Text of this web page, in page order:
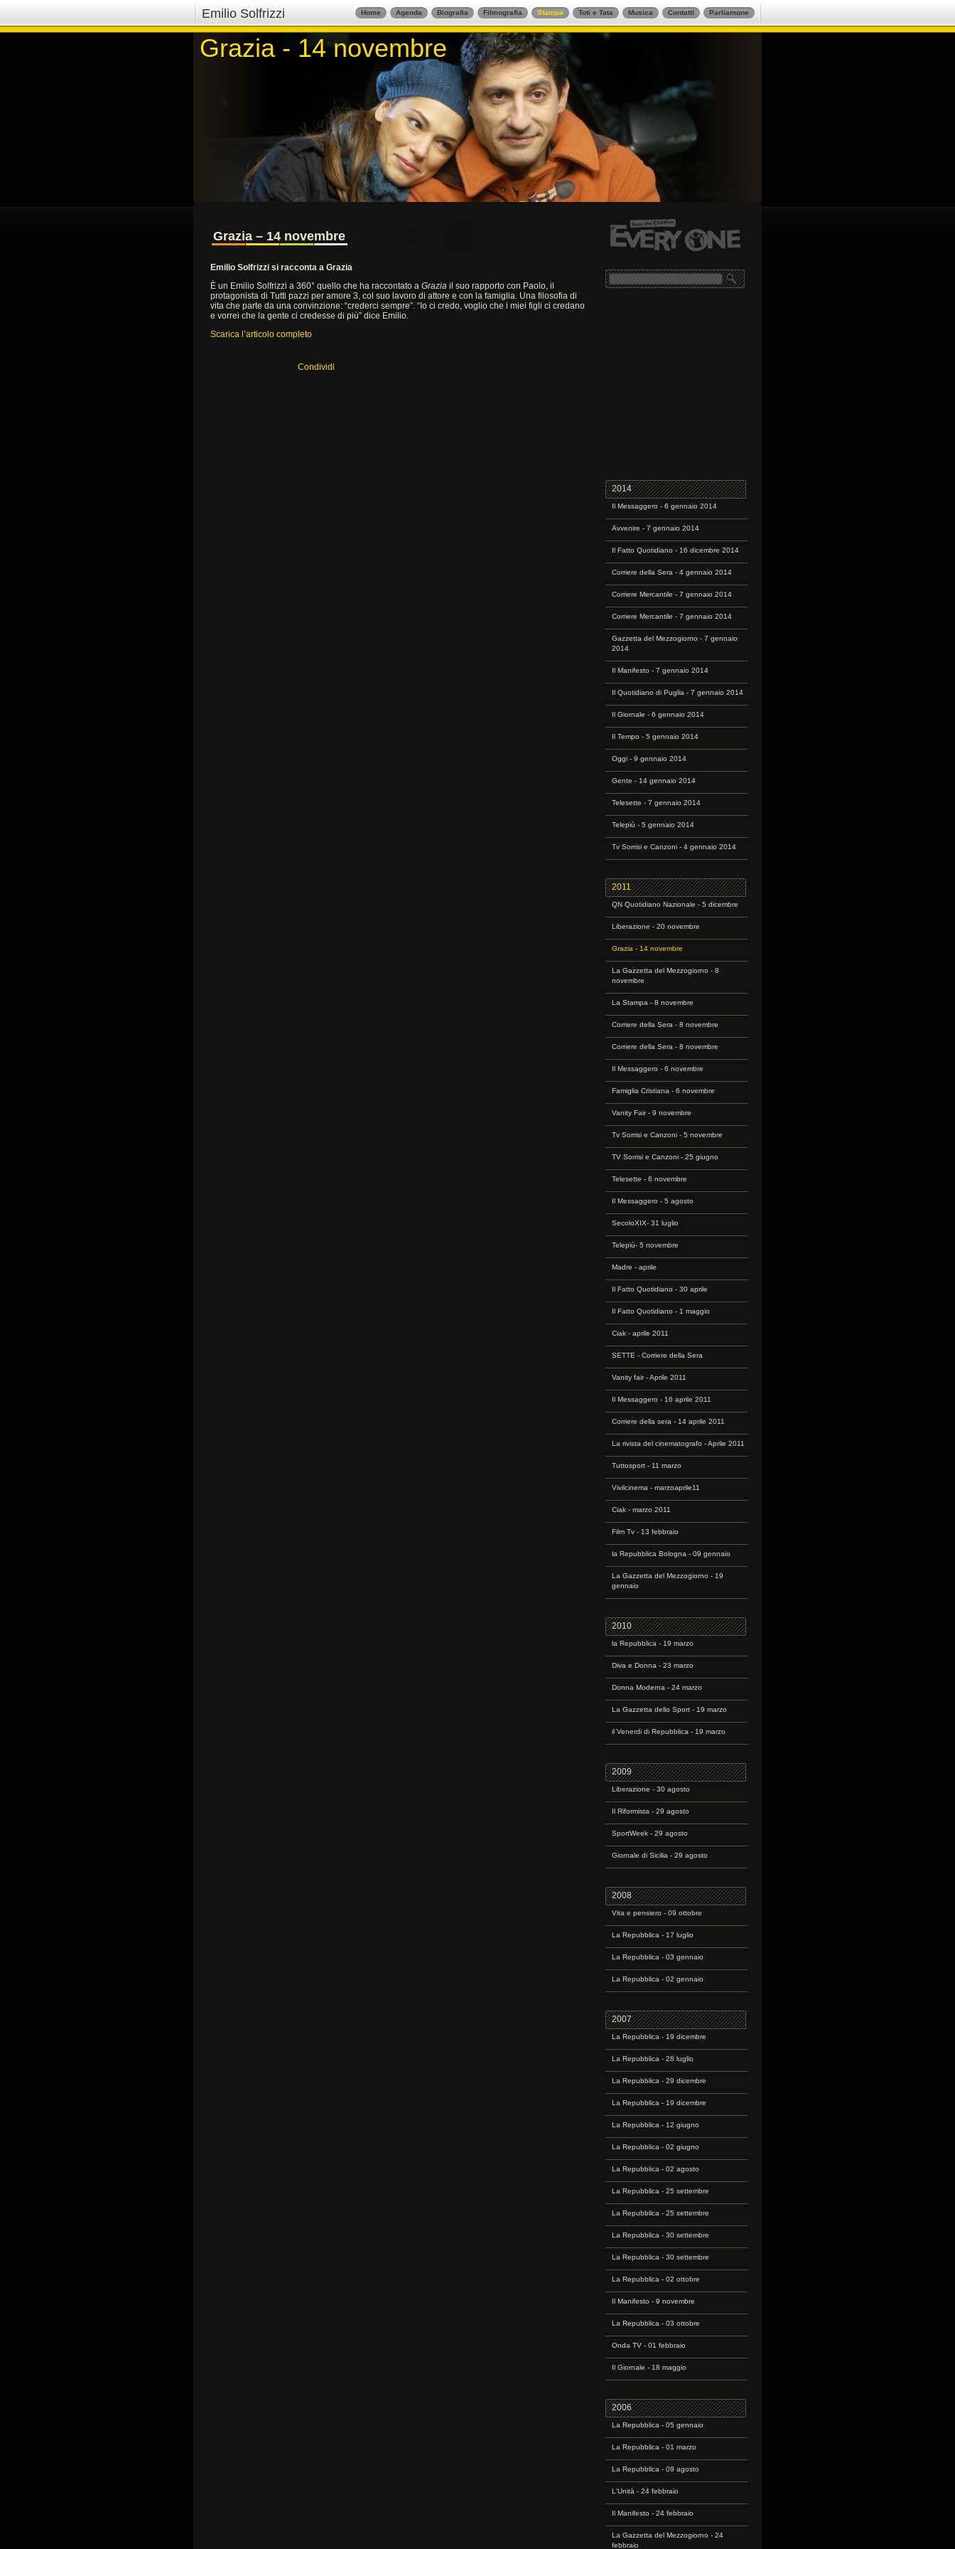
Emilio Solfrizzi Home Agenda Biografia Filmografia Stampa Toti e Tata Musica Contatti Parliamone
Grazia - 14 novembre
Grazia - 14 novembre
Grazia – 14 novembre
Emilio Solfrizzi si racconta a Grazia
È un Emilio Solfrizzi a 360° quello che ha raccontato a Grazia il suo rapporto con Paolo, il
protagonista di Tutti pazzi per amore 3, col suo lavoro di attore e con la famiglia. Una filosofia di
vita che parte da una convinzione: “crederci sempre”. “Io ci credo, voglio che i miei figli ci credano
e vorrei che la gente ci credesse di più” dice Emilio.
Scarica l’articolo completo
Condividi
2014
Il Messaggero - 6 gennaio 2014
Avvenire - 7 gennaio 2014
Il Fatto Quotidiano - 16 dicembre 2014
Corriere della Sera - 4 gennaio 2014
Corriere Mercantile - 7 gennaio 2014
Corriere Mercantile - 7 gennaio 2014
Gazzetta del Mezzogiorno - 7 gennaio
2014
Il Manifesto - 7 gennaio 2014
Il Quotidiano di Puglia - 7 gennaio 2014
Il Giornale - 6 gennaio 2014
Il Tempo - 5 gennaio 2014
Oggi - 9 gennaio 2014
Gente - 14 gennaio 2014
Telesette - 7 gennaio 2014
Telepiù - 5 gennaio 2014
Tv Sorrisi e Canzoni - 4 gennaio 2014
2011
QN Quotidiano Nazionale - 5 dicembre
Liberazione - 20 novembre
Grazia - 14 novembre
La Gazzetta del Mezzogiorno - 8
novembre
La Stampa - 8 novembre
Corriere della Sera - 8 novembre
Corriere della Sera - 8 novembre
Il Messaggero - 6 novembre
Famiglia Cristiana - 6 novembre
Vanity Fair - 9 novembre
Tv Sorrisi e Canzoni - 5 novembre
TV Sorrisi e Canzoni - 25 giugno
Telesette - 6 novembre
Il Messaggero - 5 agosto
SecoloXIX- 31 luglio
Telepiù- 5 novembre
Madre - aprile
Il Fatto Quotidiano - 30 aprile
Il Fatto Quotidiano - 1 maggio
Ciak - aprile 2011
SETTE - Corriere della Sera
Vanity fair - Aprile 2011
Il Messaggero - 16 aprile 2011
Corriere della sera - 14 aprile 2011
La rivista del cinematografo - Aprile 2011
Tuttosport - 11 marzo
Vivilcinema - marzoaprile11
Ciak - marzo 2011
Film Tv - 13 febbraio
la Repubblica Bologna - 09 gennaio
La Gazzetta del Mezzogiorno - 19
gennaio
2010
la Repubblica - 19 marzo
Diva e Donna - 23 marzo
Donna Moderna - 24 marzo
La Gazzetta dello Sport - 19 marzo
il Venerdi di Repubblica - 19 marzo
2009
Liberazione - 30 agosto
Il Riformista - 29 agosto
SportWeek - 29 agosto
Giornale di Sicilia - 29 agosto
2008
Vita e pensiero - 09 ottobre
La Repubblica - 17 luglio
La Repubblica - 03 gennaio
La Repubblica - 02 gennaio
2007
La Repubblica - 19 dicembre
La Repubblica - 28 luglio
La Repubblica - 29 dicembre
La Repubblica - 19 dicembre
La Repubblica - 12 giugno
La Repubblica - 02 giugno
La Repubblica - 02 agosto
La Repubblica - 25 settembre
La Repubblica - 25 settembre
La Repubblica - 30 settembre
La Repubblica - 30 settembre
La Repubblica - 02 ottobre
Il Manifesto - 9 novembre
La Repubblica - 03 ottobre
Onda TV - 01 febbraio
Il Giornale - 18 maggio
2006
La Repubblica - 05 gennaio
La Repubblica - 01 marzo
La Repubblica - 09 agosto
L'Unità - 24 febbraio
Il Manifesto - 24 febbraio
La Gazzetta del Mezzogiorno - 24
febbraio